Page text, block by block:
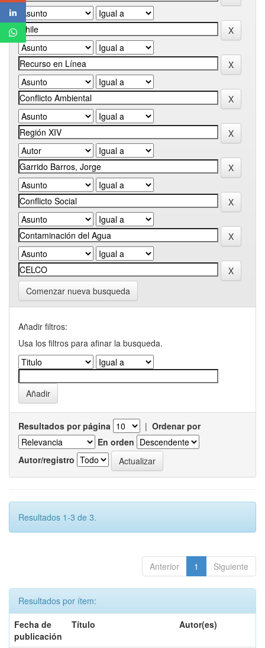
Comenzar nueva busqueda
Añadir filtros:
Usa los filtros para afinar la busqueda.
Resultados por página | Ordenar por
En orden
Autor/registro
Resultados 1-3 de 3.
Anterior 1 Siguiente
Resultados por ítem:
Fecha de
publicación
Título Autor(es)